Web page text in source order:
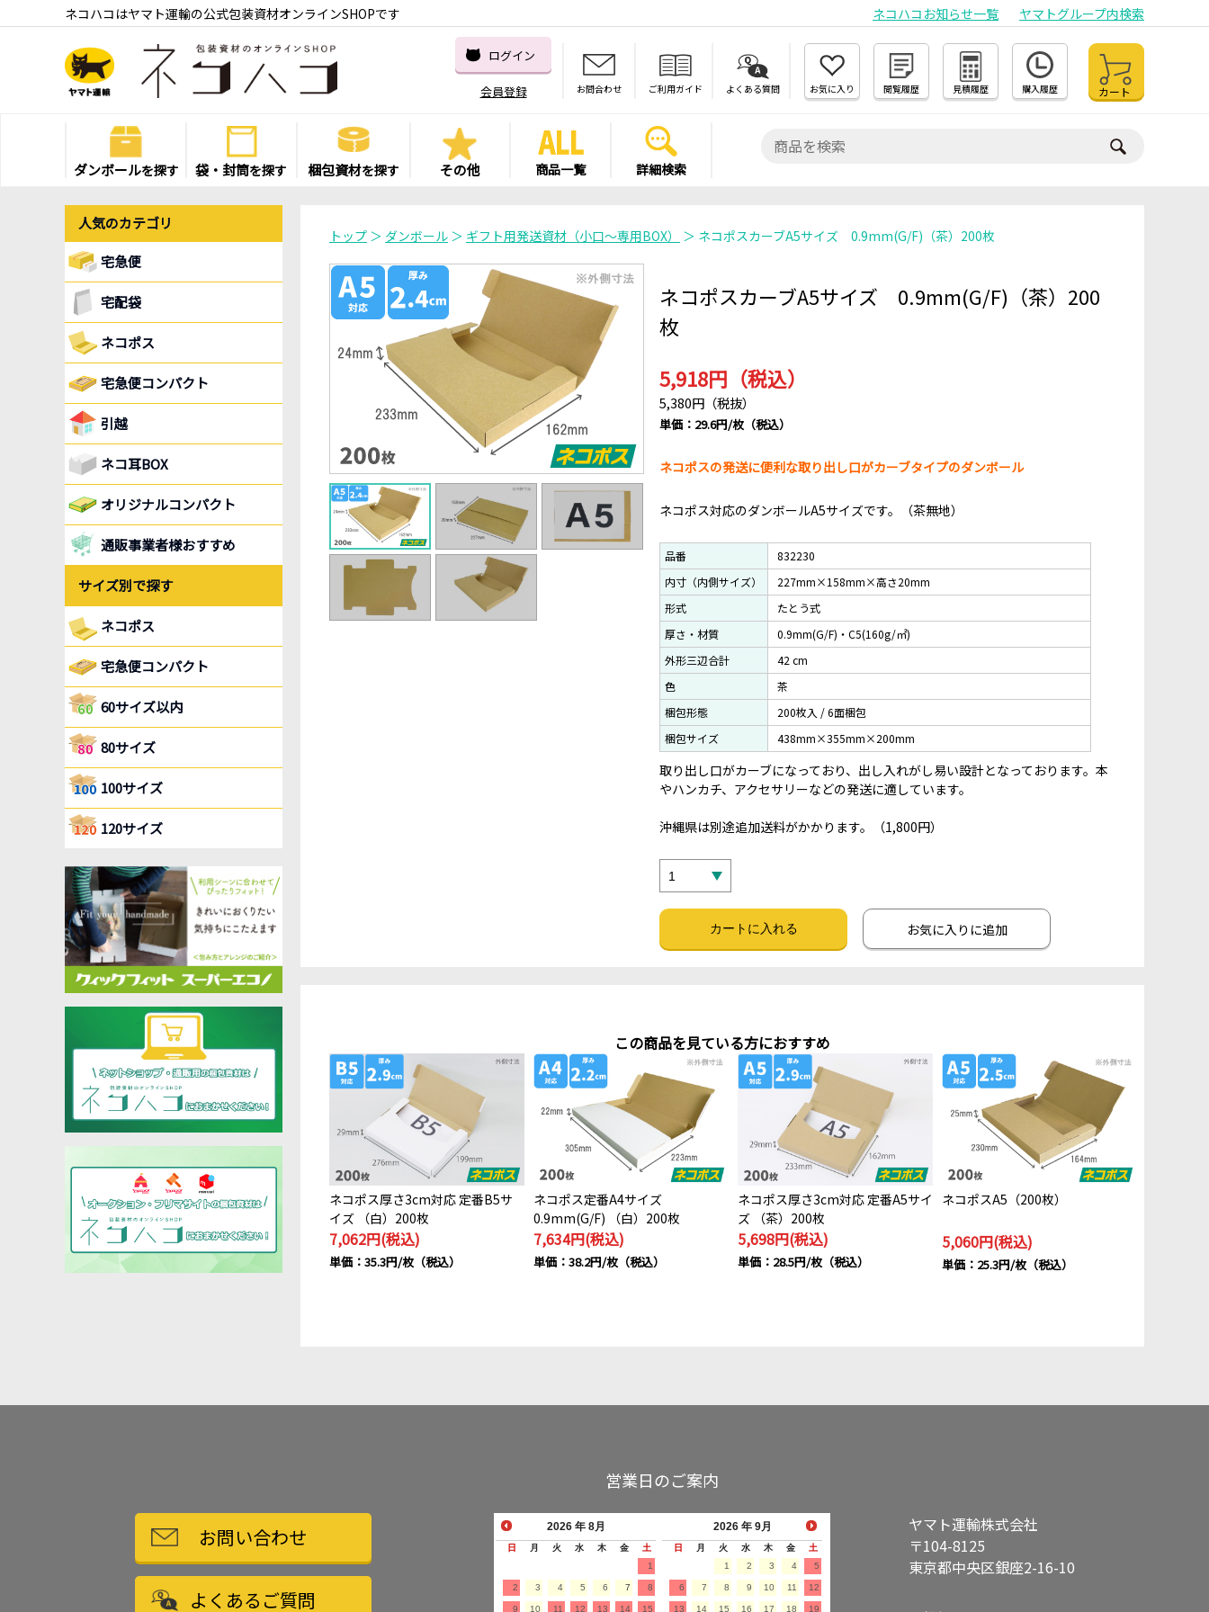
ネコハコはヤマト運輸の公式包装資材オンラインSHOPです ネコハコお知らせ一覧 ヤマトグループ内検索
ログイン
会員登録 お問合わせ ご利用ガイド よくある質問 お気に入り 閲覧履歴 見積履歴 購入履歴 カート
ダンボールを探す 袋・封筒を探す 梱包資材を探す その他 商品一覧 詳細検索
人気のカテゴリ
宅急便
宅配袋
ネコポス
宅急便コンパクト
引越
ネコ耳BOX
オリジナルコンパクト
通販事業者様おすすめ
サイズ別で探す
ネコポス
宅急便コンパクト
60サイズ以内
80サイズ
100サイズ
120サイズ
トップ ＞ ダンボール ＞ ギフト用発送資材（小口～専用BOX） ＞ ネコポスカーブA5サイズ 0.9mm(G/F)（茶）200枚
ネコポスカーブA5サイズ 0.9mm(G/F)（茶）200
枚
5,918円（税込）
5,380円（税抜）
単価：29.6円/枚（税込）
ネコポスの発送に便利な取り出し口がカーブタイプのダンボール
ネコポス対応のダンボールA5サイズです。（茶無地）
品番
832230
内寸（内側サイズ）
227mm×158mm×高さ20mm
形式
たとう式
厚さ・材質
0.9mm(G/F)・C5(160g/㎡)
外形三辺合計
42 cm
色
茶
梱包形態
200枚入 / 6面梱包
梱包サイズ
438mm×355mm×200mm
取り出し口がカーブになっており、出し入れがし易い設計となっております。本
やハンカチ、アクセサリーなどの発送に適しています。
沖縄県は別途追加送料がかかります。（1,800円）
お気に入りに追加
この商品を見ている方におすすめ
ネコポス厚さ3cm対応 定番B5サ
イズ （白）200枚
7,062円(税込)
単価：35.3円/枚（税込）
ネコポス定番A4サイズ
0.9mm(G/F) （白）200枚
7,634円(税込)
単価：38.2円/枚（税込）
ネコポス厚さ3cm対応 定番A5サイ
ズ （茶）200枚
5,698円(税込)
単価：28.5円/枚（税込）
ネコポスA5（200枚）
5,060円(税込)
単価：25.3円/枚（税込）
お問い合わせ
よくあるご質問
営業日のご案内
2026 年 8月
日 月 火 水 木 金
土
1
2 3 4 5 6 7 8
9 10 11 12 13 14 15
2026 年 9月
日 月 火 水 木 金
土
1
2 3 4 5
6 7 8 9 10 11 12
13 14 15 16 17 18 19
ヤマト運輸株式会社
〒104-8125
東京都中央区銀座2-16-10